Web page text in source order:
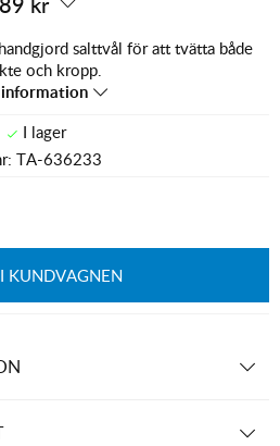
salttvål för att tvätta både
och kropp.
TA-636233
KUNDVAGNEN